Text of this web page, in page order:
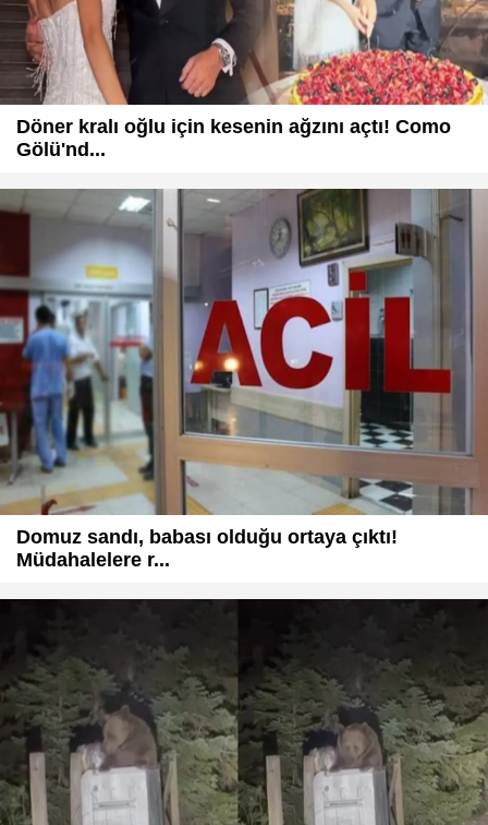
Döner kralı oğlu için kesenin ağzını açtı! Como
Gölü'nd...
Domuz sandı, babası olduğu ortaya çıktı!
Müdahalelere r...